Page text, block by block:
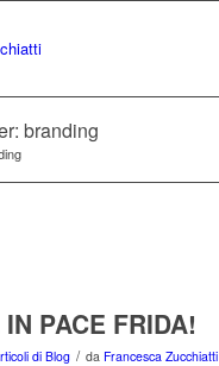
branding
PACE FRIDA!
di Blog / da Francesca Zucchiatti